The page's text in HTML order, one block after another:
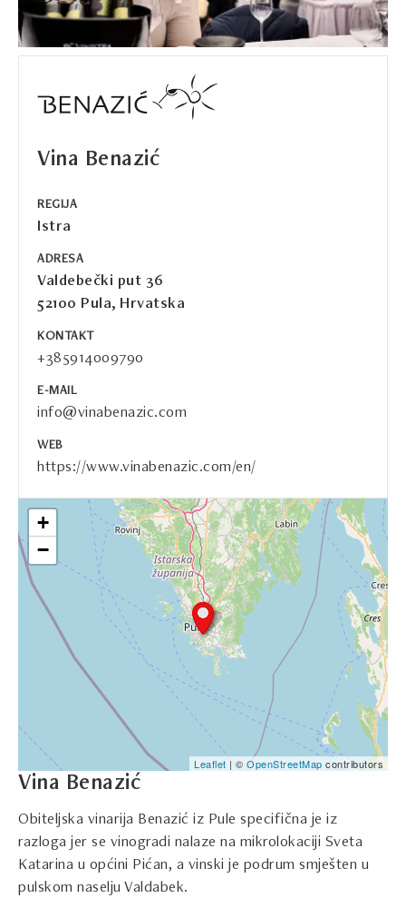
Vina Benazić
REGIJA
Istra
ADRESA
Valdebečki put 36
52100 Pula, Hrvatska
KONTAKT
+385914009790
E-MAIL
info@vinabenazic.com
WEB
https://www.vinabenazic.com/en/
+
−
Leaflet | © OpenStreetMap contributors
Vina Benazić
Obiteljska vinarija Benazić iz Pule specifična je iz
razloga jer se vinogradi nalaze na mikrolokaciji Sveta
Katarina u općini Pićan, a vinski je podrum smješten u
pulskom naselju Valdabek.